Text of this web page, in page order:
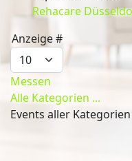
Rehacare
Limite der
Anzeige #
Messen
Alle Kategorien ...
Events aller